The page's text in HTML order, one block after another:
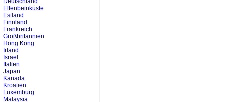
Deutschland
Elfenbeinküste
Estland
Finnland
Frankreich
Großbritannien
Hong Kong
Irland
Israel
Italien
Japan
Kanada
Kroatien
Luxemburg
Malaysia